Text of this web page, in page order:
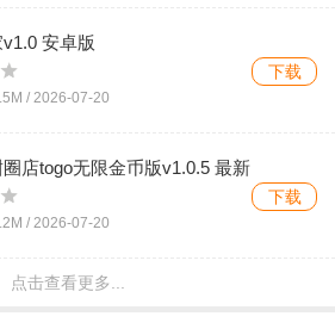
安卓版
/ 2026-07-20
下载
店togo无限金币版v1.0.5 最新
/ 2026-07-20
下载
堡店无限金币版(Papa's
点击查看更多...